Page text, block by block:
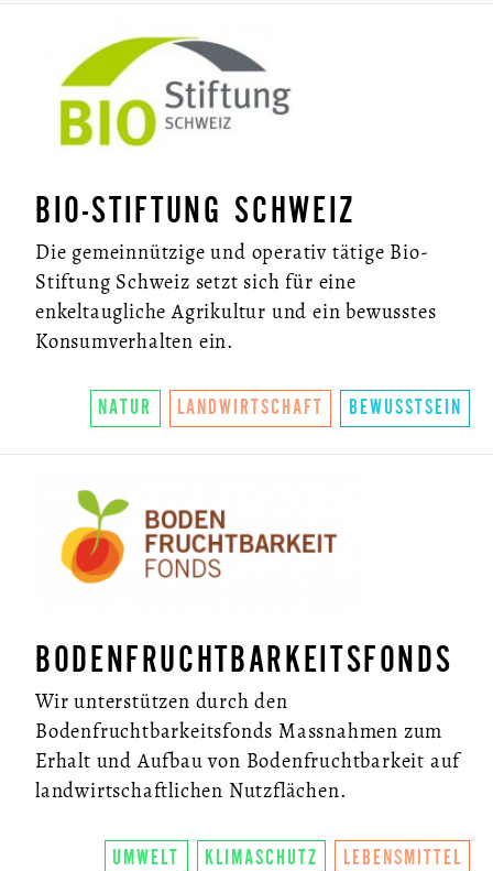
BIO-STIFTUNG SCHWEIZ
Die gemeinnützige und operativ tätige Bio-
Stiftung Schweiz setzt sich für eine
enkeltaugliche Agrikultur und ein bewusstes
Konsumverhalten ein.
NATUR LANDWIRTSCHAFT BEWUSSTSEIN
BODENFRUCHTBARKEITSFONDS
Wir unterstützen durch den
Bodenfruchtbarkeitsfonds Massnahmen zum
Erhalt und Aufbau von Bodenfruchtbarkeit auf
landwirtschaftlichen Nutzflächen.
UMWELT KLIMASCHUTZ LEBENSMITTEL